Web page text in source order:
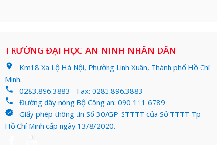
TRƯỜNG ĐẠI HỌC AN NINH NHÂN DÂN
location_on
Km18 Xa Lộ Hà Nội, Phường Linh Xuân, Thành phố Hồ Chí
Minh.
phone 0283.896.3883 - Fax: 0283.896.3883
phone Đường dây nóng Bộ Công an: 090 111 6789
verified
Giấy phép thông tin Số 30/GP-STTTT của Sở TTTT Tp.
Hồ Chí Minh cấp ngày 13/8/2020.